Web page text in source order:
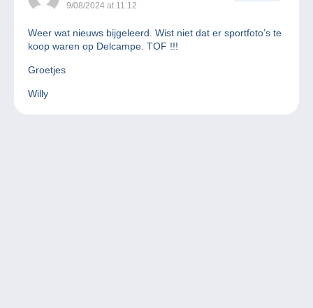
9/08/2024 at 11:12
Weer wat nieuws bijgeleerd. Wist niet dat er sportfoto’s te
koop waren op Delcampe. TOF !!!
Groetjes
Willy